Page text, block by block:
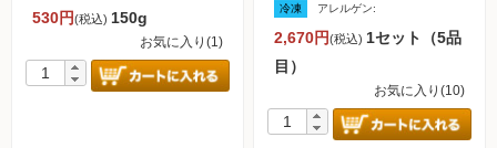
無農薬豆
パン・蜂蜜・ジャム他
530円(税込) 150g
お気に入り(1)
冷凍 アレルゲン:
2,670円(税込)1セット（5品
目）
お気に入り(10)